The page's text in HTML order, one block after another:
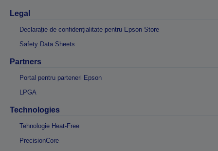
Legal
Declarație de confidențialitate pentru Epson Store
Safety Data Sheets
Partners
Portal pentru parteneri Epson
LPGA
Technologies
Tehnologie Heat-Free
PrecisionCore